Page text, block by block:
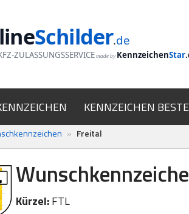
Schilder.de
ZULASSUNGSSERVICE made by KennzeichenStar
KENNZEICHEN
» Freital
Kürzel:FTL